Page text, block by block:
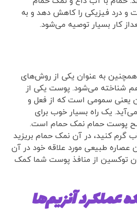
و درد فیزیکی را کاهش دهد و به
کار بسیار توصیه می‌شود.
به عنوان یکی از روش‌های
هم شناخته می‌شود. پوست یکی از
یعنی سمومی است که از فعل و
یک راه بسیار خوب برای
پوست حمام نمک حمام است.
گرم کنید، در آن نمک حمام بریزید
عصاره طبیعی مورد علاقه خود در آن
توکسین از منافذ پوست شما کمک